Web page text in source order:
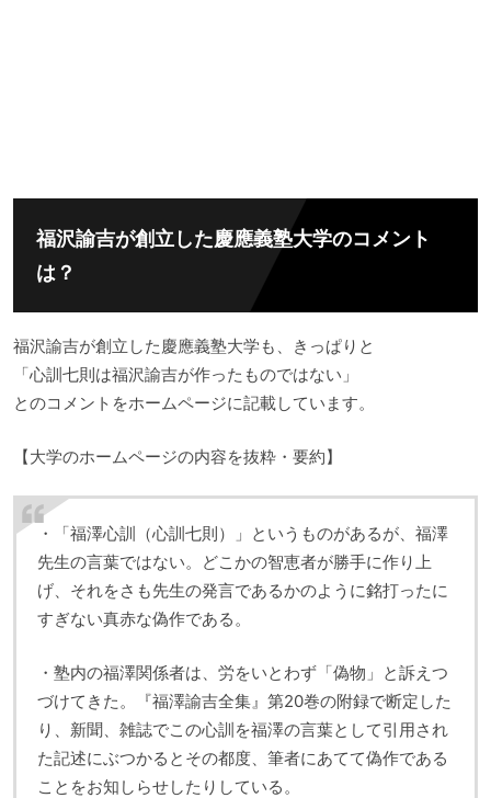
福沢諭吉が創立した慶應義塾大学のコメント
は？
福沢諭吉が創立した慶應義塾大学も、きっぱりと
「心訓七則は福沢諭吉が作ったものではない」
とのコメントをホームページに記載しています。
【大学のホームページの内容を抜粋・要約】
・「福澤心訓（心訓七則）」というものがあるが、福澤
先生の言葉ではない。どこかの智恵者が勝手に作り上
げ、それをさも先生の発言であるかのように銘打ったに
すぎない真赤な偽作である。
・塾内の福澤関係者は、労をいとわず「偽物」と訴えつ
づけてきた。『福澤諭吉全集』第20巻の附録で断定した
り、新聞、雑誌でこの心訓を福澤の言葉として引用され
た記述にぶつかるとその都度、筆者にあてて偽作である
ことをお知しらせしたりしている。